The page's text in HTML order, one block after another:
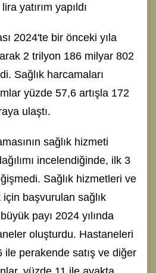
yatırım yapıldı
2024'te bir önceki yıla
2 trilyon 186 milyar 802
Sağlık harcamaları
yüzde 57,6 artışla 172
ulaştı.
sağlık hizmeti
incelendiğinde, ilk 3
Sağlık hizmetleri ve
başvurulan sağlık
payı 2024 yılında
oluşturdu. Hastaneleri
ile perakende satış ve diğer